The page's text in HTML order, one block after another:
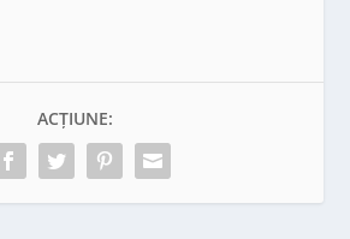
ACȚIUNE: